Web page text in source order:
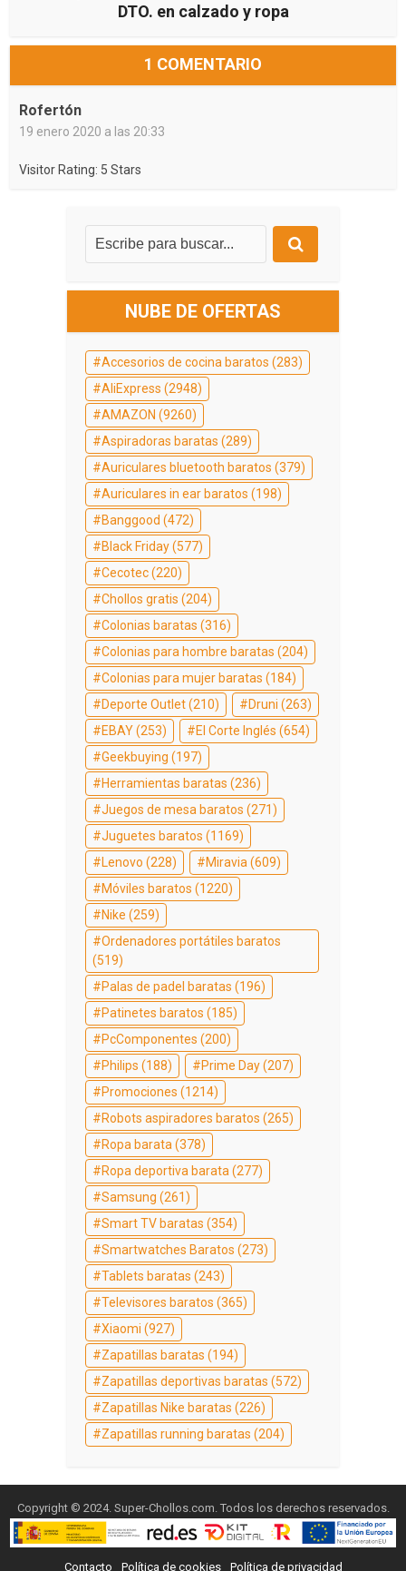
DTO. en calzado y ropa
1 COMENTARIO
Rofertón
19 enero 2020 a las 20:33
Visitor Rating: 5 Stars
NUBE DE OFERTAS
Accesorios de cocina baratos (283)
AliExpress (2948)
AMAZON (9260)
Aspiradoras baratas (289)
Auriculares bluetooth baratos (379)
Auriculares in ear baratos (198)
Banggood (472)
Black Friday(577)
Cecotec(220)
Chollos gratis (204)
Colonias baratas (316)
Colonias para hombre baratas (204)
Colonias para mujer baratas (184)
Deporte Outlet(210) Druni (263)
EBAY(253) El Corte Inglés (654)
Geekbuying (197)
Herramientas baratas (236)
Juegos de mesa baratos (271)
Juguetes baratos (1169)
Lenovo (228) Miravia (609)
Móviles baratos (1220)
Nike (259)
Ordenadores portátiles baratos
(519)
Palas de padel baratas (196)
Patinetes baratos (185)
PcComponentes (200)
Philips (188) Prime Day(207)
Promociones (1214)
Robots aspiradores baratos (265)
Ropa barata (378)
Ropa deportiva barata (277)
Samsung (261)
Smart TV baratas (354)
Smartwatches Baratos (273)
Tablets baratas (243)
Televisores baratos (365)
Xiaomi (927)
Zapatillas baratas (194)
Zapatillas deportivas baratas (572)
Zapatillas Nike baratas (226)
Zapatillas running baratas (204)
Copyright © 2024. Super-Chollos.com. Todos los derechos reservados.
Contacto Política de cookies Política de privacidad